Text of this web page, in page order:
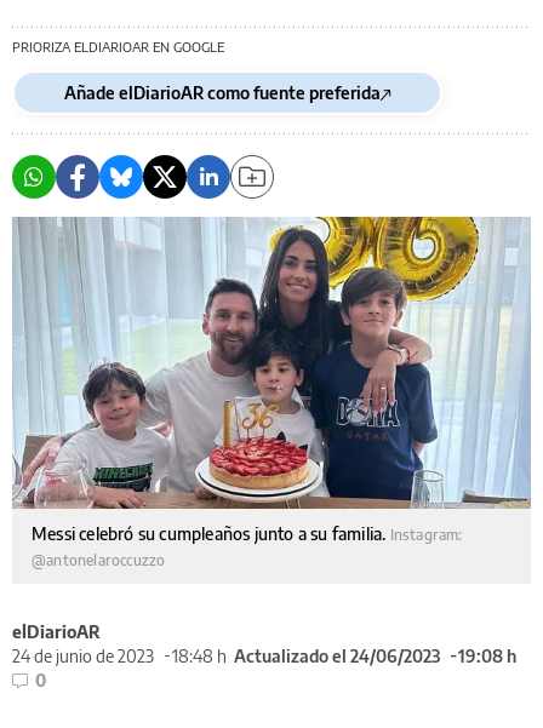
PRIORIZA ELDIARIOAR EN GOOGLE
Añade elDiarioAR como fuente preferida
Messi celebró su cumpleaños junto a su familia. Instagram:
@antonelaroccuzzo
elDiarioAR
24 de junio de 2023
18:48 h Actualizado el 24/06/2023
19:08 h
0